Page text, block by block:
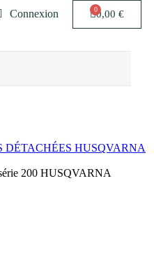
Connexion 0,00 €
DÉTACHÉES HUSQVARNA
200 HUSQVARNA